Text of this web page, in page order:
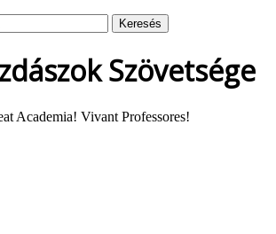
Keresés
Szövetsége
Academia! Vivant Professores!